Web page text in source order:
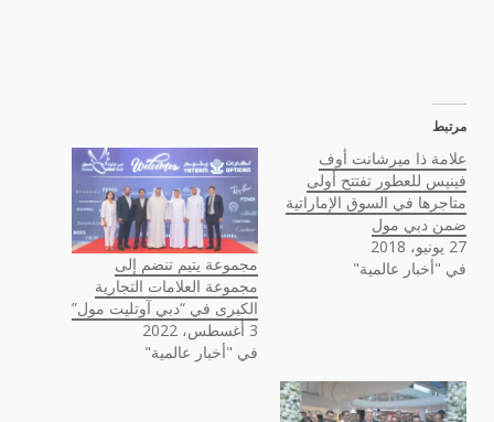
مرتبط
علامة ذا ميرشانت أوف
فينيس للعطور تفتتح أولى
متاجرها في السوق الإماراتية
ضمن دبي مول
27 يونيو، 2018
في "أخبار عالمية"
مجموعة يتيم تنضم إلى
مجموعة العلامات التجارية
الكبرى في “دبي آوتليت مول”
3 أغسطس، 2022
في "أخبار عالمية"